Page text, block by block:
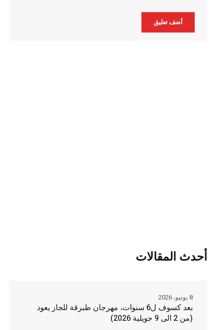
أحدث المقالات
بعد كسوف ل6 سنوات، مهرجان طبرقة للجاز يعود
(من 2 الى 9 جويلية 2026)
8 يونيو، 2026